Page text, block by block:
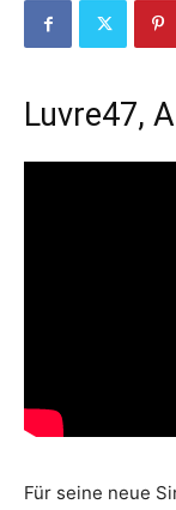
Luvre47,
Für seine neue